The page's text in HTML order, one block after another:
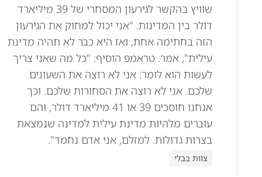
שוויץ בהקשר לגירעון המסחרי של 39 מיליארד
דולר בין המדינות. "אני יכול למחוק את הגירעון
הזה בחתימה אחת, ואז היא כבר לא תהיה מדינת
עילית", אמר. טראמפ הוסיף: "כל מה שאני צריך
לעשות הוא לומר: אני לא רוצה את השעונים
שלכם. אני לא רוצה את הסחורות שלכם. וכך
אנחנו חוסכים 39 או 41 מיליארד דולר, והם
עוברים מלהיות מדינת עילית למדינה שנמצאת
בצרות גדולות. למזלם, אני אדם נחמד".
צוות בבלי